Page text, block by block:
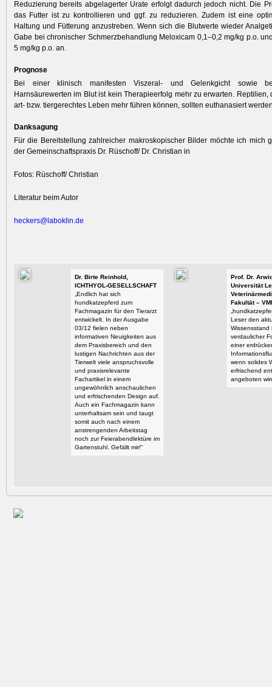
Reduzierung bereits abgelagerter Urate erfolgt dadurch jedoch nicht. Die
das Futter ist zu kontrollieren und ggf. zu reduzieren. Zudem ist eine
Haltung und Fütterung anzustreben. Wenn sich die Blutwerte wieder
Gabe bei chronischer Schmerzbehandlung Meloxicam 0,1–0,2 mg/kg p.o.
5 mg/kg p.o. an.
Prognose
Bei einer klinisch manifesten Viszeral- und Gelenkgicht sowie
Harnsäurewerten im Blut ist kein Therapieerfolg mehr zu erwarten. Reptilien,
art- bzw. tiergerechtes Leben mehr führen können, sollten euthanasiert
Danksagung
Für die Bereitstellung zahlreicher makroskopischer Bilder möchte ich mich
der Gemeinschaftspraxis Dr. Rüschoff/ Dr. Christian in
Fotos: Rüschoff/ Christian
Literatur beim Autor
heckers@laboklin.de
Dr. Birte Reinhold,
ICHTHYOL-GESELLSCHAFT
„Endlich hat sich
hundkatzepferd zum
Fachmagazin für den Tierarzt
entwickelt. In der Ausgabe
03/12 fielen neben
informativen Neuigkeiten aus
dem Praxisbereich und den
lustigen Nachrichten aus der
Tierwelt viele anspruchsvolle
und praxisrelevante
Fachartikel in einem
ungewöhnlich anschaulichen
und erfrischenden Design auf.
Auch ein Fachmagazin kann
unterhaltsam sein und taugt
somit auch nach einem
anstrengenden Arbeitstag
noch zur Feierabendlektüre im
Gartenstuhl. Gefällt mir!“
Prof. Dr.
Universität
Fakultät –
Leser den
Wissensstand
verdaulicher
einer
wenn solides
erfrischend
angeboten